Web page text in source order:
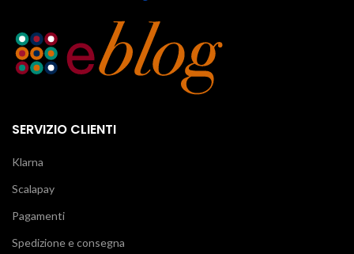
SERVIZIO CLIENTI
Klarna
Scalapay
Pagamenti
Spedizione e consegna